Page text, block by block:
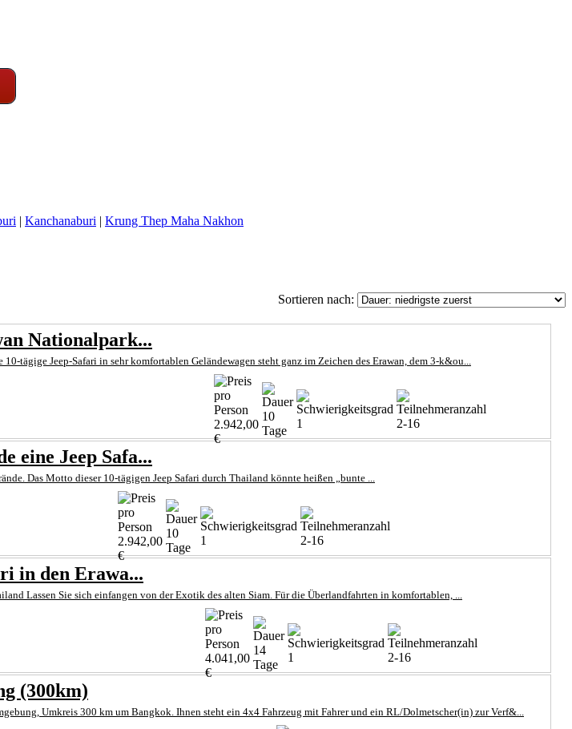
| Kanchanaburi | Krung Thep Maha Nakhon
Sortieren nach:
Nationalpark...
tägige Jeep-Safari in sehr komfortablen Geländewagen steht ganz im Zeichen des Erawan, dem 3-k&ou...
2.942,00
€
10
Tage
1 2-16
eine Jeep Safa...
Das Motto dieser 10-tägigen Jeep Safari durch Thailand könnte heißen „bunte ...
2.942,00
€
10
Tage
1 2-16
in den Erawa...
Lassen Sie sich einfangen von der Exotik des alten Siam. Für die Überlandfahrten in komfortablen, ...
4.041,00
€
14
Tage
1 2-16
(300km)
Umkreis 300 km um Bangkok. Ihnen steht ein 4x4 Fahrzeug mit Fahrer und ein RL/Dolmetscher(in) zur Verf&...